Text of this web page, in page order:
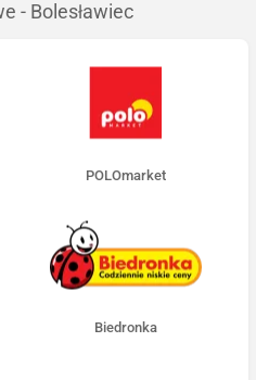
- Bolesławiec
POLOmarket
Biedronka